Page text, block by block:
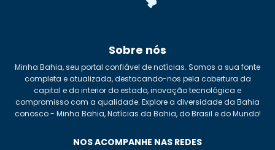
Sobre nós
Minha Bahia, seu portal confiável de notícias. Somos a sua fonte
completa e atualizada, destacando-nos pela cobertura da
capital e do interior do estado, inovação tecnológica e
compromisso com a qualidade. Explore a diversidade da Bahia
conosco - Minha Bahia, Notícias da Bahia, do Brasil e do Mundo!
NOS ACOMPANHE NAS REDES